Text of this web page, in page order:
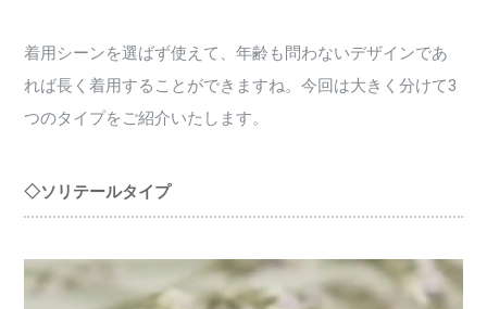
着用シーンを選ばず使えて、年齢も問わないデザインであ
れば長く着用することができますね。今回は大きく分けて3
つのタイプをご紹介いたします。
◇ソリテールタイプ